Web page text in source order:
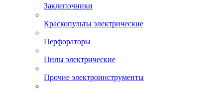
Заклепочники
Краскопульты электрические
Перфораторы
Пилы электрические
Прочие электроинструменты